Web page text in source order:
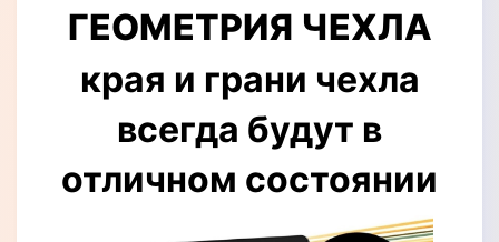
ГЕОМЕТРИЯ ЧЕХЛА
края и грани чехла
всегда будут в
отличном состоянии